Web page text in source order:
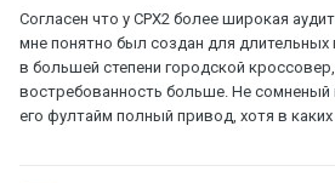
Согласен что у СРХ2 более широкая
мне понятно был создан для длительных
в большей степени городской
востребованность больше. Не сомненый
его фултайм полный привод, хотя в каких